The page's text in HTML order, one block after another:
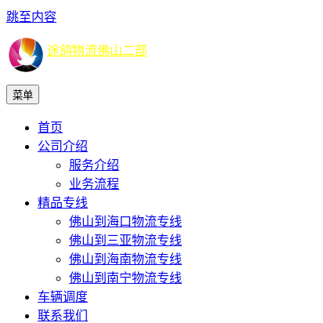
跳至内容
途鸽物流佛山二部
菜单
首页
公司介绍
服务介绍
业务流程
精品专线
佛山到海口物流专线
佛山到三亚物流专线
佛山到海南物流专线
佛山到南宁物流专线
车辆调度
联系我们